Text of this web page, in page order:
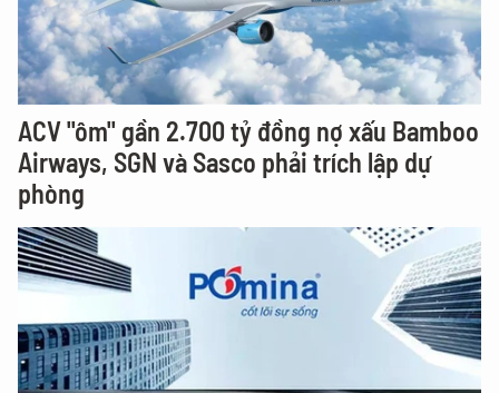
ACV "ôm" gần 2.700 tỷ đồng nợ xấu Bamboo
Airways, SGN và Sasco phải trích lập dự
phòng